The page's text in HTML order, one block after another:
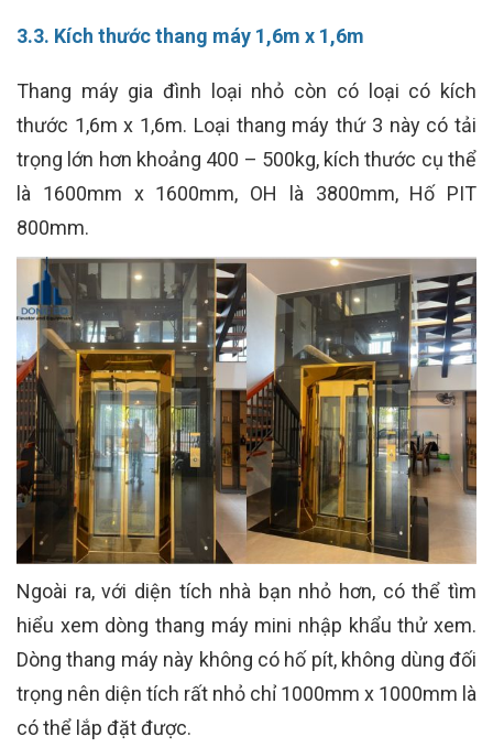
3.3. Kích thước thang máy 1,6m x 1,6m
Thang máy gia đình loại nhỏ còn có loại có kích
thước 1,6m x 1,6m. Loại thang máy thứ 3 này có tải
trọng lớn hơn khoảng 400 – 500kg, kích thước cụ thể
là 1600mm x 1600mm, OH là 3800mm, Hố PIT
800mm.
Ngoài ra, với diện tích nhà bạn nhỏ hơn, có thể tìm
hiểu xem dòng thang máy mini nhập khẩu thử xem.
Dòng thang máy này không có hố pít, không dùng đối
trọng nên diện tích rất nhỏ chỉ 1000mm x 1000mm là
có thể lắp đặt được.